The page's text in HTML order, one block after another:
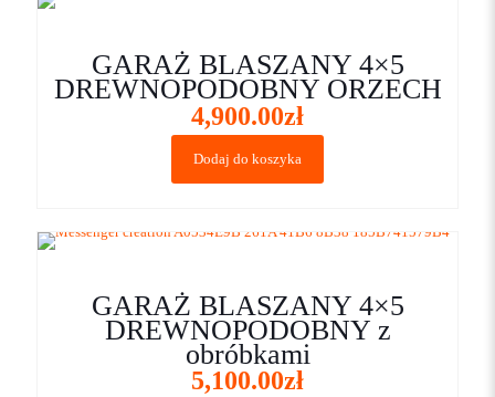
GARAŻ BLASZANY 4×5
DREWNOPODOBNY ORZECH
4,900.00zł
Dodaj do koszyka
GARAŻ BLASZANY 4×5
DREWNOPODOBNY z
obróbkami
5,100.00zł